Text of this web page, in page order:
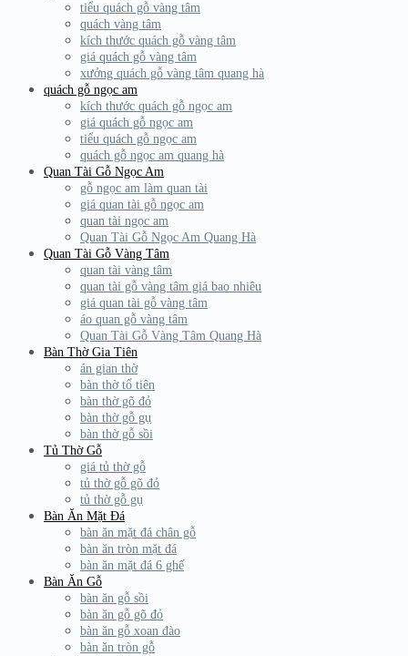
tiểu quách gỗ vàng tâm
quách vàng tâm
kích thước quách gỗ vàng tâm
giá quách gỗ vàng tâm
xưởng quách gỗ vàng tâm quang hà
quách gỗ ngọc am
kích thước quách gỗ ngọc am
giá quách gỗ ngọc am
tiểu quách gỗ ngọc am
quách gỗ ngọc am quang hà
Quan Tài Gỗ Ngọc Am
gỗ ngọc am làm quan tài
giá quan tài gỗ ngọc am
quan tài ngọc am
Quan Tài Gỗ Ngọc Am Quang Hà
Quan Tài Gỗ Vàng Tâm
quan tài vàng tâm
quan tài gỗ vàng tâm giá bao nhiêu
giá quan tài gỗ vàng tâm
áo quan gỗ vàng tâm
Quan Tài Gỗ Vàng Tâm Quang Hà
Bàn Thờ Gia Tiên
án gian thờ
bàn thờ tổ tiên
bàn thờ gõ đỏ
bàn thờ gỗ gụ
bàn thờ gỗ sồi
Tủ Thờ Gỗ
giá tủ thờ gỗ
tủ thờ gỗ gõ đỏ
tủ thờ gỗ gụ
Bàn Ăn Mặt Đá
bàn ăn mặt đá chân gỗ
bàn ăn tròn mặt đá
bàn ăn mặt đá 6 ghế
Bàn Ăn Gỗ
bàn ăn gỗ sồi
bàn ăn gỗ gõ đỏ
bàn ăn gỗ xoan đào
bàn ăn tròn gỗ